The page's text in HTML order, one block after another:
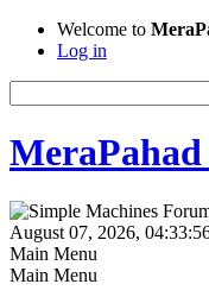
Welcome to
Log in
August 07, 2026,
Main Menu
Main Menu